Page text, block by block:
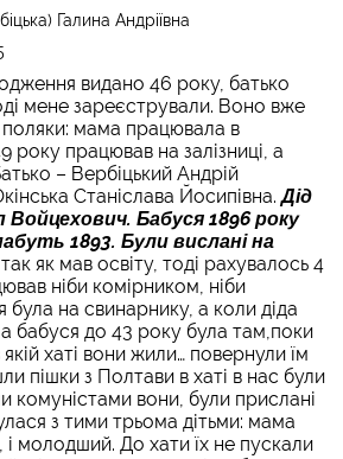
Галина Андріївна
видано 46 року, батько
мене зареєстрували. Воно вже
поляки: мама працювала в
року працював на залізниці, а
– Вербіцький Андрій
Станіслава Йосипівна.Дід
Войцехович. Бабуся 1896 року
1893. Були вислані на
як мав освіту, тоді рахувалось 4
ніби комірником, ніби
була на свинарнику, а коли діда
бабуся до 43 року була там,поки
хаті вони жили… повернули їм
пішки з Полтави в хаті в нас були
комуністами вони, були прислані
з тими трьома дітьми: мама
молодший. До хати їх не пускали